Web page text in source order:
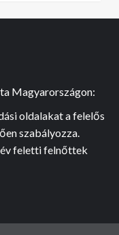
Magyarországon:
oldalakat a felelős
szabályozza.
feletti felnőttek